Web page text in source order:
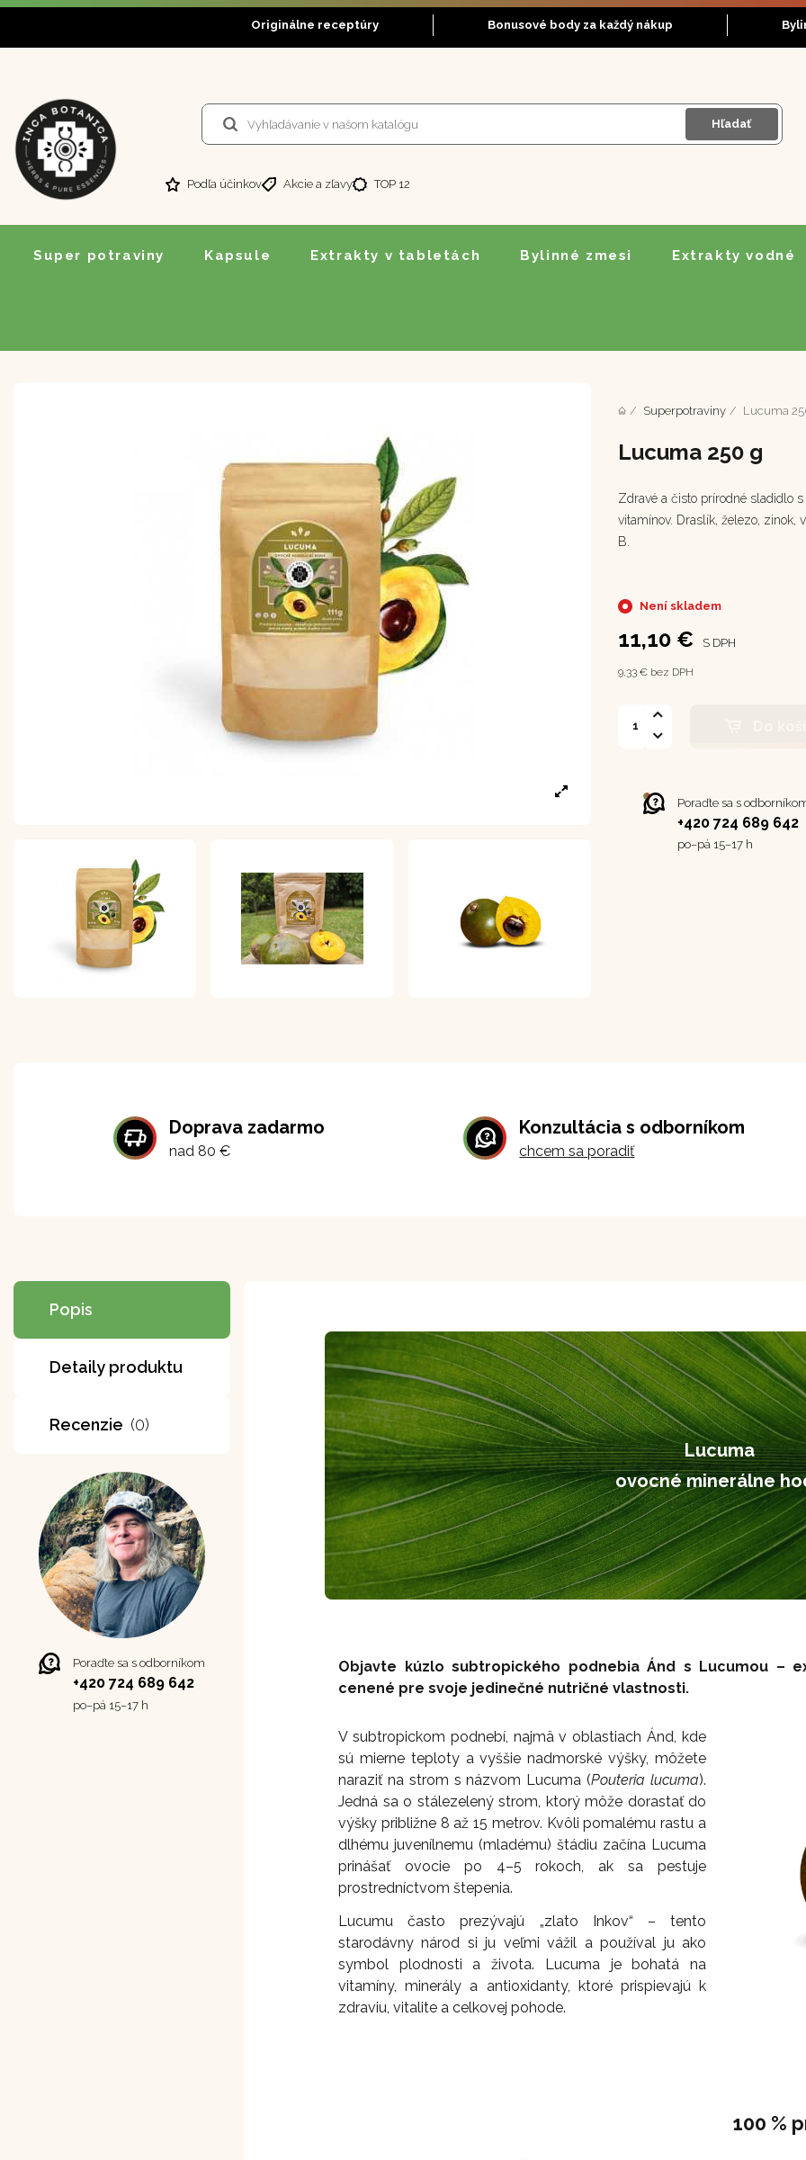
Originálne receptúry Bonusové body za každý nákup
Hľadať
Podľa účinkov Akcie a zľavy TOP 12
Super potraviny Kapsule Extrakty v tabletách Bylinné zmesi Extrakty vodné
Superpotraviny Lucuma
Lucuma 250 g
Zdravé a čisto prírodné sladidlo
vitamínov. Draslík, železo, zinok,
B.
Není skladem
11,10 € S DPH
9,33 € bez DPH
Poraďte sa s
+420 724 689 642
po–⁠⁠⁠⁠⁠⁠pá 15–17 h
Doprava zadarmo
nad 80 €
Konzultácia s odborníkom
chcem sa poradiť
Popis
Detaily produktu
Recenzie (0)
Poraďte sa s odborníkom
+420 724 689 642
po–⁠⁠⁠⁠⁠⁠pá 15–17 h
Lucuma
ovocné minerálne
Objavte kúzlo subtropického podnebia Ánd s Lucumou –
cenené pre svoje jedinečné nutričné vlastnosti.
V subtropickom podnebí, najmä v oblastiach Ánd, kde
sú mierne teploty a vyššie nadmorské výšky, môžete
naraziť na strom s názvom Lucuma (Pouteria lucuma).
Jedná sa o stálezelený strom, ktorý môže dorastať do
výšky približne 8 až 15 metrov. Kvôli pomalému rastu a
dlhému juvenílnemu (mladému) štádiu začína Lucuma
prinášať ovocie po 4–5 rokoch, ak sa pestuje
prostredníctvom štepenia.
Lucumu často prezývajú „zlato Inkov“ – tento
starodávny národ si ju veľmi vážil a používal ju ako
symbol plodnosti a života. Lucuma je bohatá na
vitamíny, minerály a antioxidanty, ktoré prispievajú k
zdraviu, vitalite a celkovej pohode.
100 %